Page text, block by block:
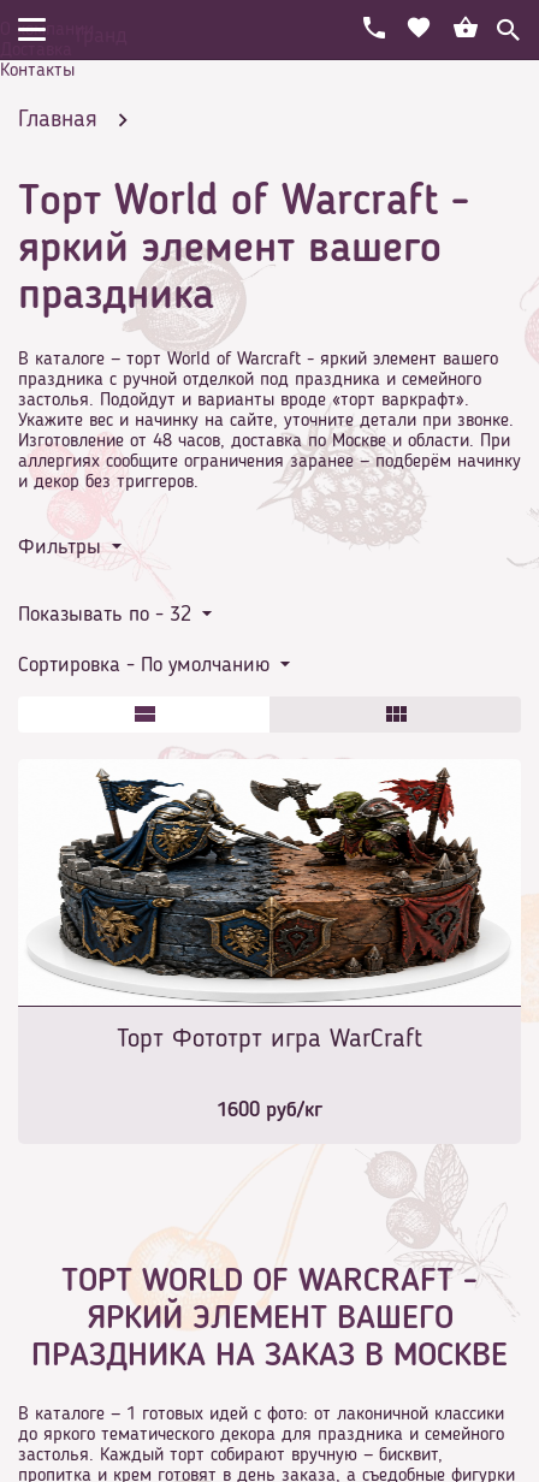
О компании
Контакты
Главная
Праздничный торт на день рождения
Игры
Торт World of Warcraft - яркий элемент вашего
праздника
Торт World of Warcraft -
яркий элемент вашего
праздника
В каталоге — торт World of Warcraft - яркий элемент вашего
праздника с ручной отделкой под праздника и семейного
застолья. Подойдут и варианты вроде «торт варкрафт».
Укажите вес и начинку на сайте, уточните детали при звонке.
Изготовление от 48 часов, доставка по Москве и области. При
аллергиях сообщите ограничения заранее — подберём начинку
и декор без триггеров.
Фильтры
Показывать по - 32
Сортировка - По умолчанию
Торт Фототрт игра WarCraft
1600 руб/кг
ТОРТ WORLD OF WARCRAFT -
ЯРКИЙ ЭЛЕМЕНТ ВАШЕГО
ПРАЗДНИКА НА ЗАКАЗ В МОСКВЕ
В каталоге — 1 готовых идей с фото: от лаконичной классики
до яркого тематического декора для праздника и семейного
застолья. Каждый торт собирают вручную — бисквит,
пропитка и крем готовят в день заказа, а съедобные фигурки